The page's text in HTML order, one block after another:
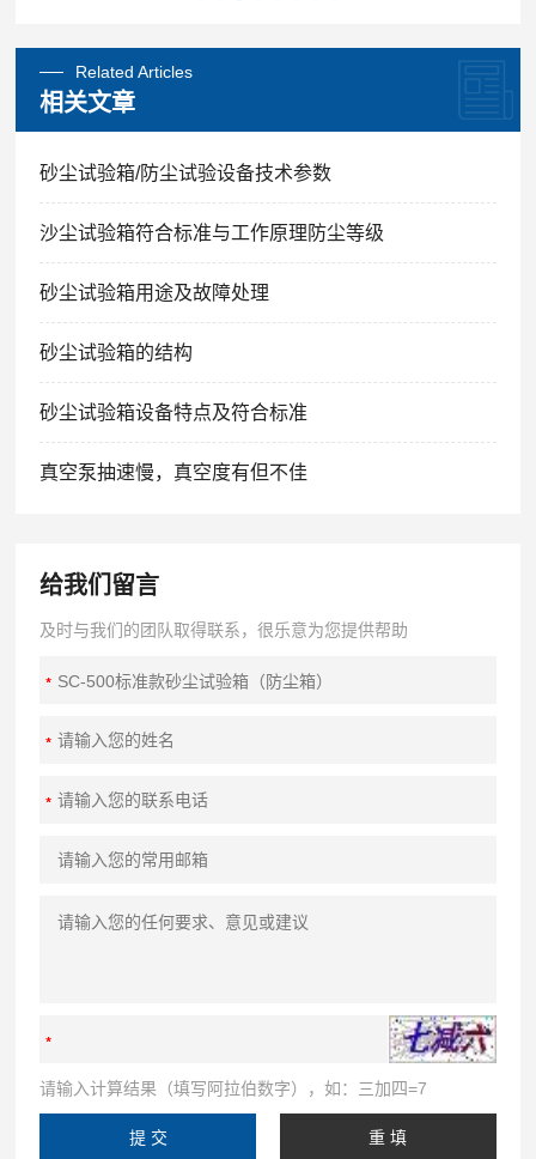
Related Articles
相关文章
砂尘试验箱/防尘试验设备技术参数
沙尘试验箱符合标准与工作原理防尘等级
砂尘试验箱用途及故障处理
砂尘试验箱的结构
砂尘试验箱设备特点及符合标准
真空泵抽速慢，真空度有但不佳
给我们留言
及时与我们的团队取得联系，很乐意为您提供帮助
请输入计算结果（填写阿拉伯数字），如：三加四=7